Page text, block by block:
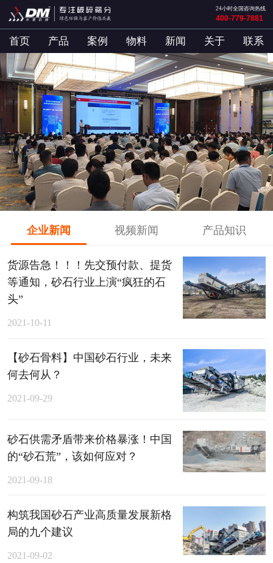
24小时全国咨询热线
400-779-7881
首页 产品 案例 物料 新闻 关于 联系
企业新闻 视频新闻 产品知识
货源告急！！！先交预付款、提货
等通知，砂石行业上演“疯狂的石
头”
2021-10-11
【砂石骨料】中国砂石行业，未来
何去何从？
2021-09-29
砂石供需矛盾带来价格暴涨！中国
的“砂石荒”，该如何应对？
2021-09-18
构筑我国砂石产业高质量发展新格
局的九个建议
2021-09-02